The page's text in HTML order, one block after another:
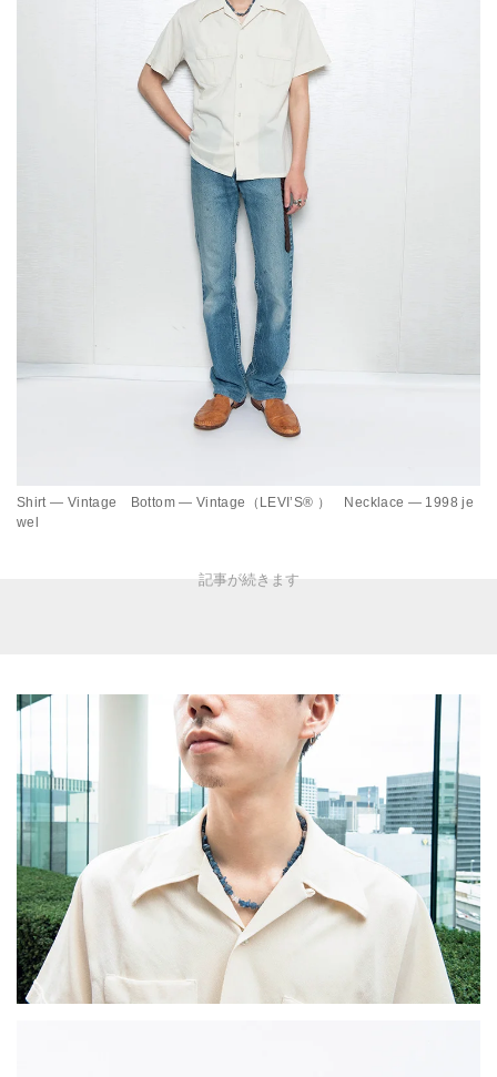
Shirt — Vintage Bottom — Vintage（LEVI’S® ） Necklace — 1998 je
wel